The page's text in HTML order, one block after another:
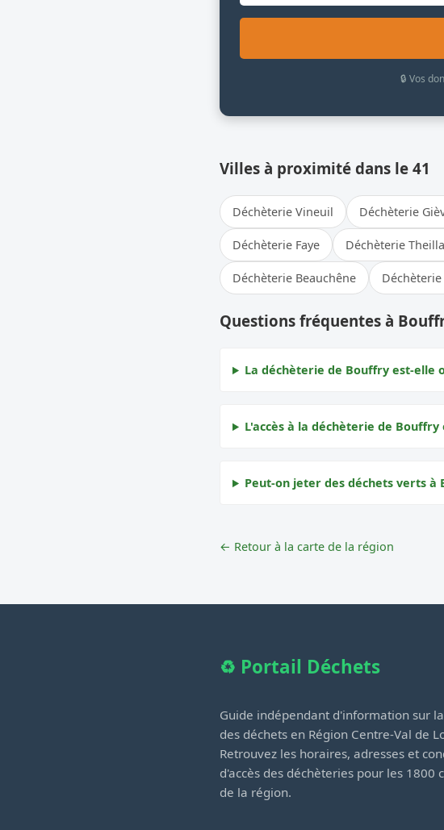
🔒 Vos
Villes à proximité dans le 41
Déchèterie Vineuil Déchèterie
Déchèterie Faye Déchèterie
Déchèterie Beauchêne
Questions fréquentes à
La déchèterie de Bouffry est-elle
L'accès à la déchèterie de
Peut-on jeter des déchets verts à
← Retour à la carte de la région
♻️ Portail Déchets
Guide indépendant d'information sur
des déchets en Région Centre-Val de
Retrouvez les horaires, adresses et
d'accès des déchèteries pour les 1800
de la région.